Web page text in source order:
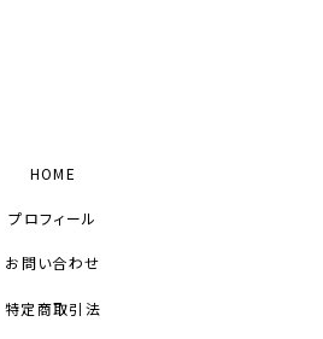
HOME
プロフィール
お問い合わせ
特定商取引法